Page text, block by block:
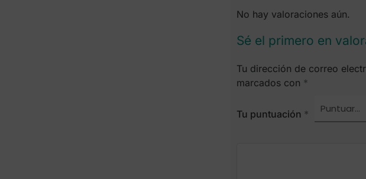
No hay valoraciones aún.
Sé el primero en
Tu dirección de correo
marcados con *
Tu puntuación *